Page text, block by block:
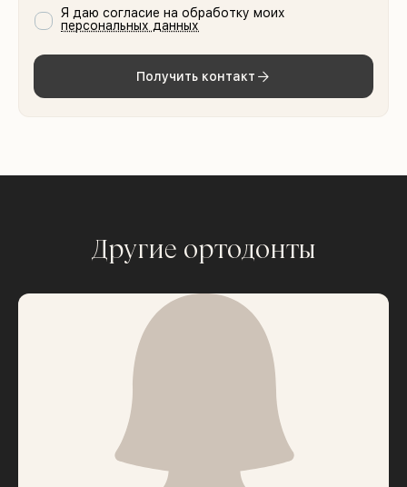
Я даю согласие на обработку моих
персональных данных
Получить контакт
Другие ортодонты